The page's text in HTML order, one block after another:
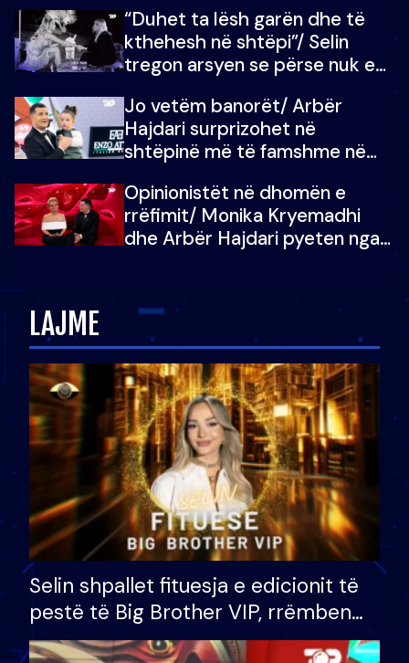
“Duhet ta lësh garën dhe të
kthehesh në shtëpi”/ Selin
tregon arsyen se përse nuk e
çoja luftën time deri në fund
Jo vetëm banorët/ Arbër
Hajdari surprizohet në
shtëpinë më të famshme në
vajzën e tij
Opinionistët në dhomën e
rrëfimit/ Monika Kryemadhi
dhe Arbër Hajdari pyeten nga
LAJME
Selin shpallet fituesja e edicionit të
pestë të Big Brother VIP, rrëmben
çmimin e madh prej 100 mijë eurosh